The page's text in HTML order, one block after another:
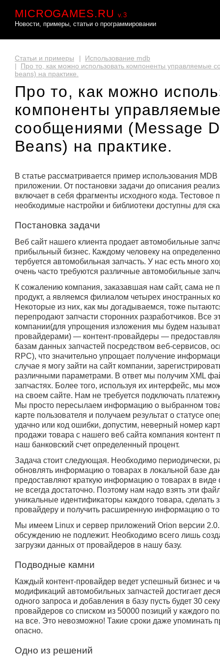
MICROGAMES.RU v.3
Новости, примеры, статьи о программировании
Статьи и примеры | Использование mdb
| Про то, как можно использовать компоненты управляемые
beans) на практике.
Про то, как можно
компоненты
сообщениями (Message
Beans) на практике.
В статье рассматривается пример использования
приложении. От постановки задачи до описания
включает в себя фрагменты исходного кода. Тестовое
необходимые настройки и библиотеки доступны для
Постановка задачи
Веб сайт нашего клиента продает автомобильные
прибыльный бизнес. Каждому человеку на
тербуется автомобильная запчасть. У нас есть много
очень часто требуются различные автомобильные
К сожалению компания, заказавшая нам сайт, сама не
продукт, а являемся филиалом четырех иностранных
Некоторые из них, как мы догадываемся, тоже
перепродают запчасти сторонних разработчиков. Все
компании(для упрощения изложения мы будем
провайдерами) — контент-провайдеры —
базам данных запчастей посредством веб-сервисов,
RPC), что значительно упрощает получение
случае я могу зайти на сайт компании,
различными параметрами. В ответ мы получим XML
запчастях. Более того, используя их интерфейс, мы
на своем сайте. Нам не требуется подключать
Мы просто пересылаем информацию о выбранном
карте пользователя и получаем результат о статусе
удачно или код ошибки, допустим, неверный номер
продажи товара с нашего веб сайта компания контент
наш банковский счет определенный процент.
Задача стоит следующая. Необходимо периодически,
обновлять информацию о товарах в локальной базе
предоставляют краткую информацию о товарах в
не всегда достаточно. Поэтому нам надо взять эти
уникальные идентификаторы каждого товара, сделать
провайдеру и получить расширенную информацию о
Мы имеем Linux и сервер приложений Orion версии
обсуждению не подлежит. Необходимо всего лишь
загрузки данных от провайдеров в нашу базу.
Подводные камни
Каждый контент-провайдер ведет успешный бизнес и
модификаций автомобильных запчастей достигает
одного запроса и добавления в базу пусть будет 30
провайдеров со списком из 50000 позиций у каждого
на все. Это невозможно! Такие сроки даже упоминать
опасно.
Одно из решений